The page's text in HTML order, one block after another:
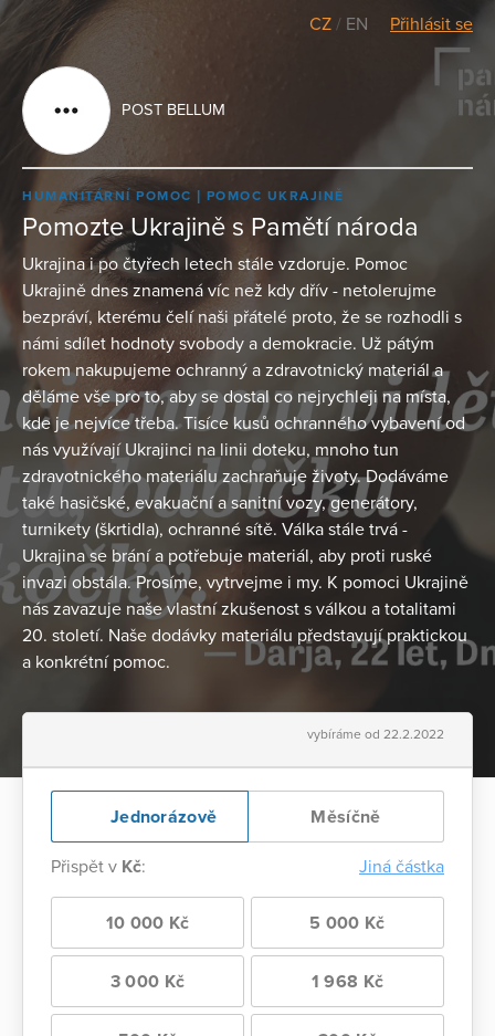
CZ / EN Přihlásit se
POST BELLUM
HUMANITÁRNÍ POMOC POMOC UKRAJINĚ
Pomozte Ukrajině s Pamětí národa
Ukrajina i po čtyřech letech stále vzdoruje. Pomoc
Ukrajině dnes znamená víc než kdy dřív - netolerujme
bezpráví, kterému čelí naši přátelé proto, že se rozhodli s
námi sdílet hodnoty svobody a demokracie. Už pátým
rokem nakupujeme ochranný a zdravotnický materiál a
děláme vše pro to, aby se dostal co nejrychleji na místa,
kde je nejvíce třeba. Tisíce kusů ochranného vybavení od
nás využívají Ukrajinci na linii doteku, mnoho tun
zdravotnického materiálu zachraňuje životy. Dodáváme
také hasičské, evakuační a sanitní vozy, generátory,
turnikety (škrtidla), ochranné sítě. Válka stále trvá -
Ukrajina se brání a potřebuje materiál, aby proti ruské
invazi obstála. Prosíme, vytrvejme i my. K pomoci Ukrajině
nás zavazuje naše vlastní zkušenost s válkou a totalitami
20. století. Naše dodávky materiálu představují praktickou
a konkrétní pomoc.
vybíráme od 22.2.2022
Jednorázově Měsíčně
Přispět v Kč: Jiná částka
10 000 Kč 5 000 Kč
3 000 Kč 1 968 Kč